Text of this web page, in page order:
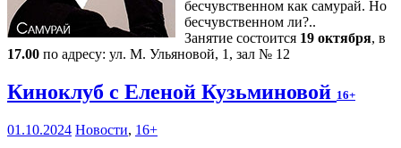
бесчувственном как самурай. Но
бесчувственном ли?..
Занятие состоится 19 октября, в
17.00 по адресу: ул. М. Ульяновой, 1, зал № 12
Киноклуб с Еленой Кузьминовой 16+
01.10.2024 Новости, 16+